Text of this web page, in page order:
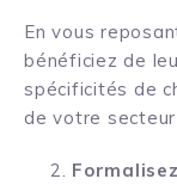
En vous
bénéficiez de
spécificités de
de votre secteur